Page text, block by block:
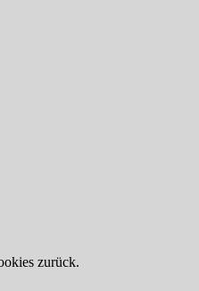
zurück.